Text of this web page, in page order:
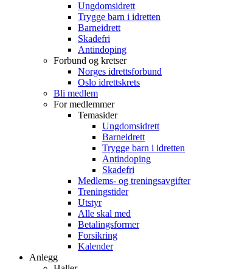
Ungdomsidrett
Trygge barn i idretten
Barneidrett
Skadefri
Antindoping
Forbund og kretser
Norges idrettsforbund
Oslo idrettskrets
Bli medlem
For medlemmer
Temasider
Ungdomsidrett
Barneidrett
Trygge barn i idretten
Antindoping
Skadefri
Medlems- og treningsavgifter
Treningstider
Utstyr
Alle skal med
Betalingsformer
Forsikring
Kalender
Anlegg